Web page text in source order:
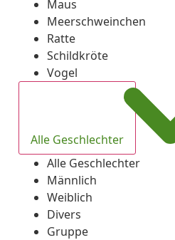
Maus
Meerschweinchen
Ratte
Schildkröte
Vogel
Alle Geschlechter
Alle Geschlechter
Männlich
Weiblich
Divers
Gruppe